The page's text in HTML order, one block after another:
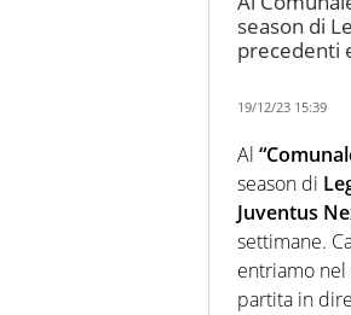
season di
precedenti
19/12/23 15:39
Al
season di
Juventus
settimane.
entriamo
partita in